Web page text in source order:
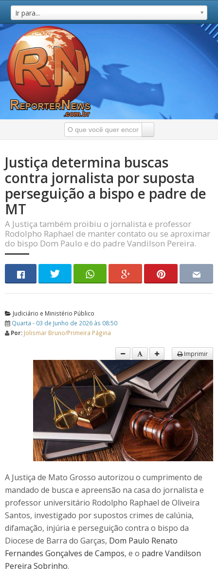
Ir para...
Justiça determina buscas
contra jornalista por suposta
perseguição a bispo e padre de
MT
A Justiça também proibiu o jornalista e professor
Rodolpho Raphael de manter contato ou se aproximar
do bispo Dom Paulo e do padre Vandilson Pereira.
Judiciário e Ministério Público
Quarta - 03 de Junho de 2026 às 08:50
Por: Jolismar Bruno/Primeira Página
Imprimir
A Justiça de Mato Grosso autorizou o cumprimento de
mandado de busca e apreensão na casa do jornalista e
professor universitário Rodolpho Raphael de Oliveira
Santos, investigado por supostos crimes de calúnia,
difamação, injúria e perseguição contra o bispo da
Diocese de Barra do Garças, Dom Paulo Renato
Fernandes Gonçalves de Campos, e o padre Vandilson
Pereira Sobrinho.